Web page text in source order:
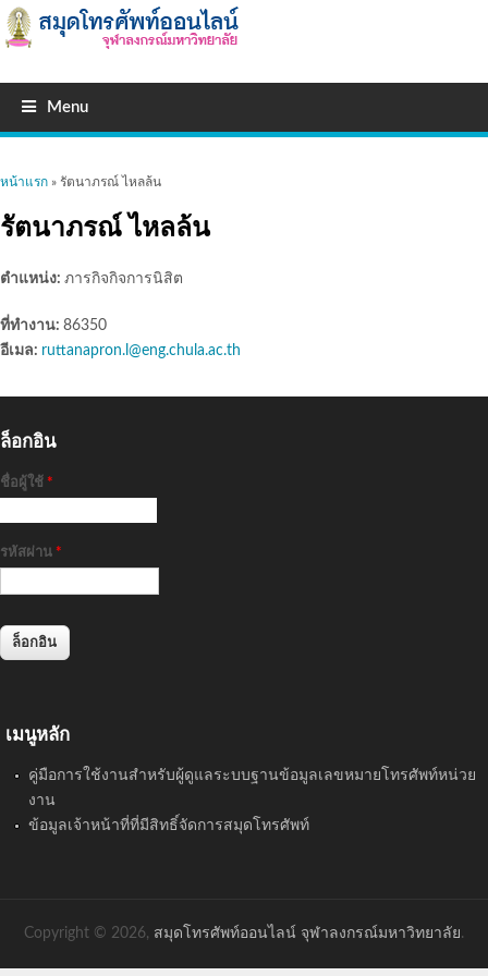
Menu
คุณอยู่ที่นี่
หน้าแรก » รัตนาภรณ์ ไหลล้น
รัตนาภรณ์ ไหลล้น
ตำแหน่ง: ภารกิจกิจการนิสิต
ที่ทำงาน: 86350
อีเมล: ruttanapron.l@eng.chula.ac.th
ล็อกอิน
ชื่อผู้ใช้ *
รหัสผ่าน *
เมนูหลัก
คู่มือการใช้งานสำหรับผู้ดูแลระบบฐานข้อมูลเลขหมายโทรศัพท์หน่วย
งาน
ข้อมูลเจ้าหน้าที่ที่มีสิทธิ์จัดการสมุดโทรศัพท์
Copyright © 2026, สมุดโทรศัพท์ออนไลน์ จุฬาลงกรณ์มหาวิทยาลัย.